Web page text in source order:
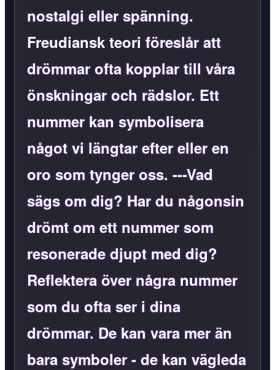
nostalgi eller spänning.
Freudiansk teori föreslår att
drömmar ofta kopplar till våra
önskningar och rädslor. Ett
nummer kan symbolisera
något vi längtar efter eller en
oro som tynger oss. ---Vad
sägs om dig? Har du någonsin
drömt om ett nummer som
resonerade djupt med dig?
Reflektera över några nummer
som du ofta ser i dina
drömmar. De kan vara mer än
bara symboler - de kan vägleda